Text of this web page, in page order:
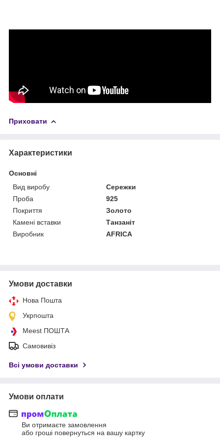
Приховати
Характеристики
Основні
Вид виробу
Сережки
Проба
925
Покриття
Золото
Камені вставки
Танзаніт
Виробник
AFRICA
Умови доставки
Нова Пошта
Укрпошта
Meest ПОШТА
Самовивіз
Всі умови доставки
Умови оплати
Ви отримаєте замовлення
або гроші повернуться на вашу картку